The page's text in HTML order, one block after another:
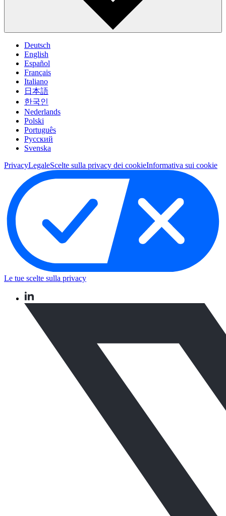
Deutsch
English
Español
Français
Italiano
日本語
한국인
Nederlands
Polski
Português
Pусский
Svenska
PrivacyLegaleScelte sulla privacy dei cookieInformativa sui cookie
Le tue scelte sulla privacy